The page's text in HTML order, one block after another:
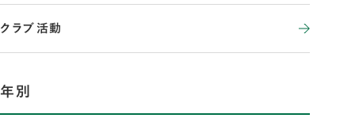
クラブ活動
年別